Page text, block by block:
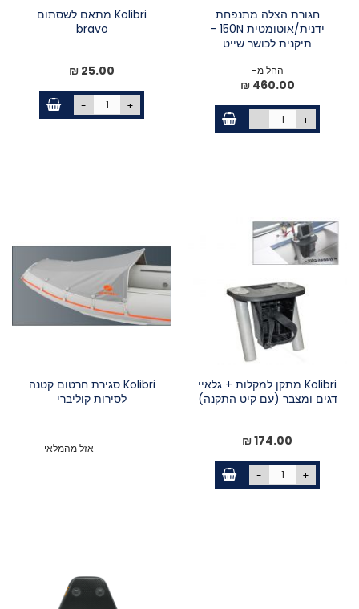
חגורת הצלה מתנפחת
ידנית/אוטומטית 150N -
תיקנית לכושר שייט
החל מ-
460.00 ₪
- +
Kolibri מתאם לשסתום
bravo
25.00 ₪
- +
Kolibri מתקן למקלות + גלאיי
דגים ומצבר (עם קיט התקנה)
174.00 ₪
- +
Kolibri סגירת חרטום קטנה
לסירות קוליברי
אזל מהמלאי